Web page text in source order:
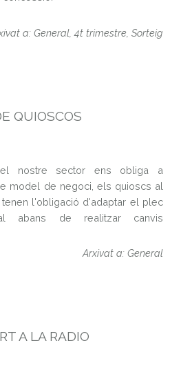
a: General, 4t trimestre, Sorteig
QUIOSCOS
nostre sector ens obliga a
model de negoci, els quioscs al
l'obligació d'adaptar el plec
abans de realitzar canvis
Arxivat a: General
A LA RADIO